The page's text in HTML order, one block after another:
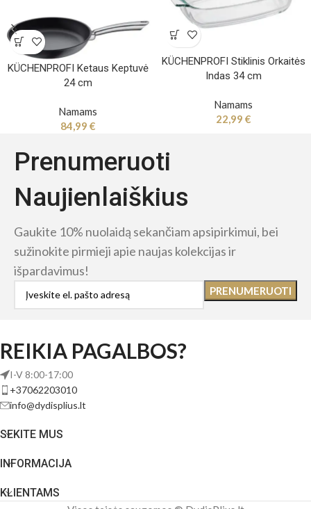
KÜCHENPROFI Ketaus Keptuvė
24 cm
Namams
84,99 €
KÜCHENPROFI Stiklinis Orkaitės
Indas 34 cm
Namams
22,99 €
Prenumeruoti
Naujienlaiškius
Gaukite 10% nuolaidą sekančiam apsipirkimui, bei
sužinokite pirmieji apie naujas kolekcijas ir
išpardavimus!
REIKIA PAGALBOS?
I-V 8:00-17:00
+37062203010
info@dydisplius.lt
SEKITE MUS
INFORMACIJA
KLIENTAMS